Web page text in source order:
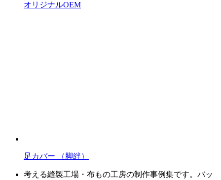
オリジナルOEM
足カバー （脚絆）
考える縫製工場・布もの工房の制作事例集です。バッ